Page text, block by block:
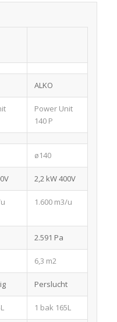
ALKO
Power Unit
140 P
ø140
2,2 kW 400V
1.600 m3/u
2.591 Pa
6,3 m2
Perslucht
1 bak 165L